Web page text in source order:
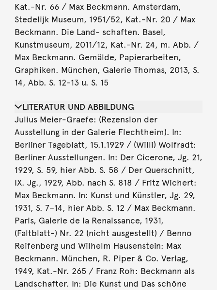
Kat.-Nr. 66 / Max Beckmann. Amsterdam,
Stedelijk Museum, 1951/52, Kat.-Nr. 20 / Max
Beckmann. Die Land- schaften. Basel,
Kunstmuseum, 2011/12, Kat.-Nr. 24, m. Abb. /
Max Beckmann. Gemälde, Papierarbeiten,
Graphiken. München, Galerie Thomas, 2013, S.
14, Abb. S. 12-13 u. S. 15
LITERATUR UND ABBILDUNG
Julius Meier-Graefe: (Rezension der
Ausstellung in der Galerie Flechtheim). In:
Berliner Tageblatt, 15.1.1929 / (Willi) Wolfradt:
Berliner Ausstellungen. In: Der Cicerone, Jg. 21,
1929, S. 59, hier Abb. S. 58 / Der Querschnitt,
IX. Jg., 1929, Abb. nach S. 818 / Fritz Wichert:
Max Beckmann. In: Kunst und Künstler, Jg. 29,
1931, S. 7–14, hier Abb. S. 12 / Max Beckmann.
Paris, Galerie de la Renaissance, 1931,
(Faltblatt-) Nr. 22 (nicht ausgestellt) / Benno
Reifenberg und Wilhelm Hausenstein: Max
Beckmann. München, R. Piper & Co. Verlag,
1949, Kat.-Nr. 265 / Franz Roh: Beckmann als
Landschafter. In: Die Kunst und Das schöne